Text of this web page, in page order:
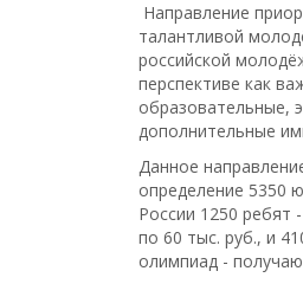
Направление
талантливой
российской
перспективе как
образовательные,
дополнительные
Данное
определение 5350
России 1250 ребят
по 60 тыс. руб., и
олимпиад -